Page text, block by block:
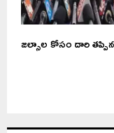
జల్సాల కోసం దారి తప్పిన